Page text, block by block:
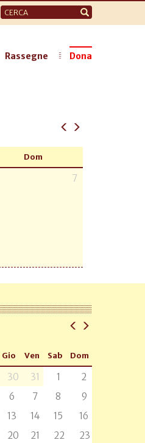
Form
di
Rassegne Dona
Dom
7
Gio Ven Sab Dom
30 31 1
2
6 7 8
9
13 14 15
16
20 21 22
23